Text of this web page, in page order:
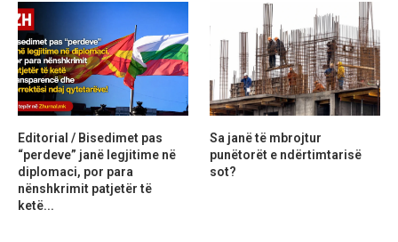
Editorial / Bisedimet pas
“perdeve” janë legjitime në
diplomaci, por para
nënshkrimit patjetër të
ketë...
Sa janë të mbrojtur
punëtorët e ndërtimtarisë
sot?